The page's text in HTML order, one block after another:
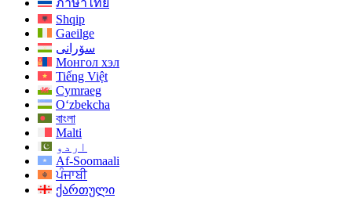
ภาษาไทย
Shqip
Gaeilge
سۆرانی
Монгол хэл
Tiếng Việt
Cymraeg
O‘zbekcha
বাংলা
Malti
اردو
Af-Soomaali
ਪੰਜਾਬੀ
ქართული